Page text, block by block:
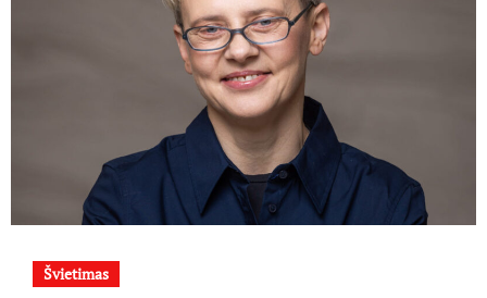
Švietimas